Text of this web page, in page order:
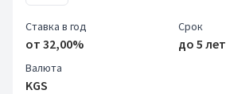
Ставка в год
от 32,00%
Срок
до 5 лет
Валюта
KGS